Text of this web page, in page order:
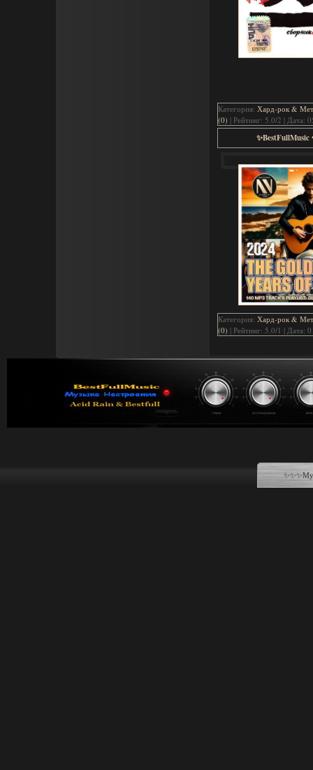
Категория: Хард-рок &
(0) | Рейтинг: 5.0/2 | Дата:
Категория: Хард-рок &
(0) | Рейтинг: 5.0/1 | Дата: